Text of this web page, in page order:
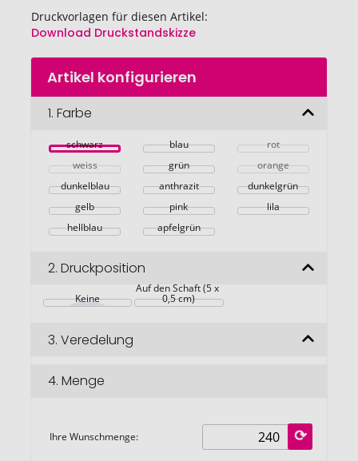
Druckvorlagen für diesen Artikel:
Download Druckstandskizze
Zum
Anfang
Bildgalerie
Artikel konfigurieren
1. Farbe
schwarz blau
rot
weiss
grün
orange
dunkelblau
anthrazit
dunkelgrün
gelb
pink
lila
hellblau
apfelgrün
2. Druckposition
Keine
Auf den Schaft (5 x
0,5 cm)
3. Veredelung
4. Menge
Ihre Wunschmenge: